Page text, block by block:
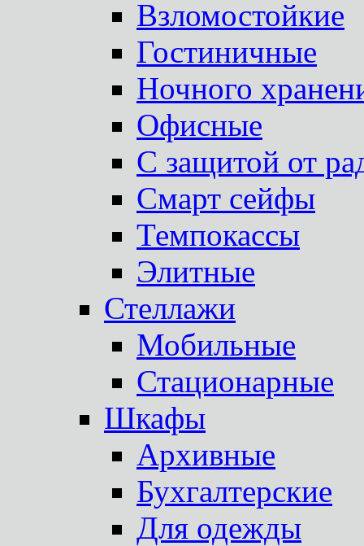
Взломостойкие
Гостиничные
Ночного
Офисные
С защитой от
Смарт сейфы
Темпокассы
Элитные
Стеллажи
Мобильные
Стационарные
Шкафы
Архивные
Бухгалтерские
Для одежды